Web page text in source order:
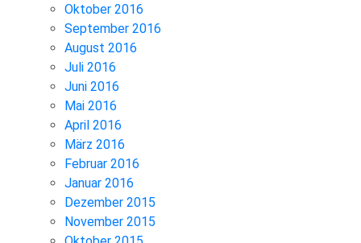
Oktober 2016
September 2016
August 2016
Juli 2016
Juni 2016
Mai 2016
April 2016
März 2016
Februar 2016
Januar 2016
Dezember 2015
November 2015